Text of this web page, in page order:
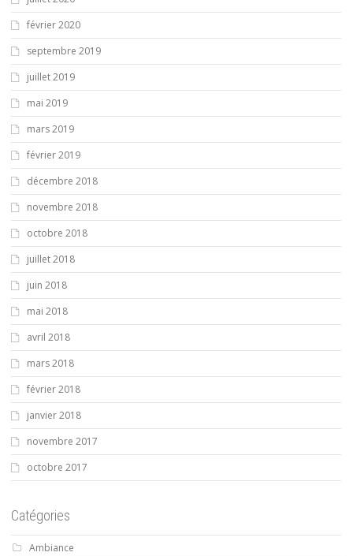
février 2020
septembre 2019
juillet 2019
mai 2019
mars 2019
février 2019
décembre 2018
novembre 2018
octobre 2018
juillet 2018
juin 2018
mai 2018
avril 2018
mars 2018
février 2018
janvier 2018
novembre 2017
octobre 2017
Catégories
Ambiance